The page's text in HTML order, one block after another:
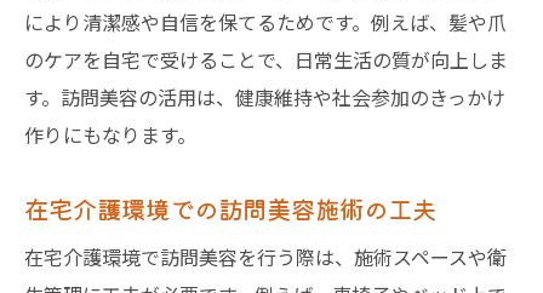
により清潔感や自信を保てるためです。例えば、髪や爪
のケアを自宅で受けることで、日常生活の質が向上しま
す。訪問美容の活用は、健康維持や社会参加のきっかけ
作りにもなります。
在宅介護環境での訪問美容施術の工夫
在宅介護環境で訪問美容を行う際は、施術スペースや衛